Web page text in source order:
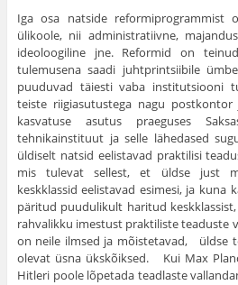
Iga osa natside reformiprogrammist
ülikoole, nii administratiivne,
ideoloogiline jne. Refor­mid on
tulemusena saadi juhtprintsiibile
puuduvad täiesti vaba institutsiooni
teiste riigiasutustega nagu
kasvatuse asutus praeguses
tehnikainstituut ja selle lähedased
üldiselt natsid eelistavad praktilisi
mis tulevat sellest, et üldse just
keskklassid eelistavad esimesi, ja kuna
päritud puudulikult haritud
rahvalikku imestust praktiliste teaduste
on neile ilmsed ja mõistetavad, üldse
olevat üsna ükskõiksed. Kui Max
Hitleri poole lõpetada teadlaste